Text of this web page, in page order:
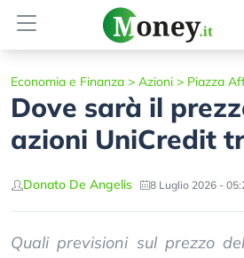
Economia e Finanza > Azioni > Piazza
Dove sarà il
azioni UniCredit
Donato De Angelis 8 Luglio 2026 -
Quali previsioni sul prezzo